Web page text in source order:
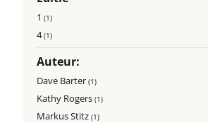
1(1)
4(1)
Auteur:
Dave Barter(1)
Kathy Rogers(1)
Markus Stitz(1)